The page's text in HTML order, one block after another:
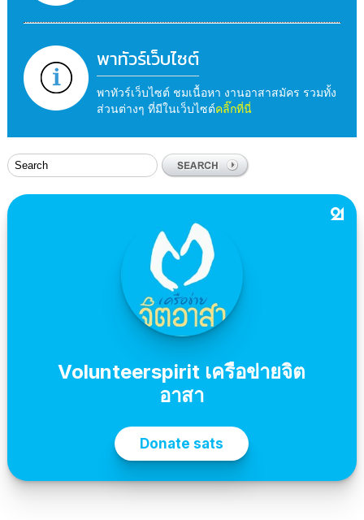
พาทัวร์เว็บไซต์
พาทัวร์เว็บไซต์ ชมเนื้อหา งานอาสาสมัคร รวมทั้ง
ส่วนต่างๆ ที่มีในเว็บไซต์คลิ๊กที่นี่